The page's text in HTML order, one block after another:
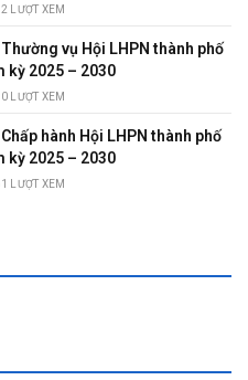
LƯỢT XEM
vụ Hội LHPN thành phố
kỳ 2025 – 2030
LƯỢT XEM
hành Hội LHPN thành phố
kỳ 2025 – 2030
LƯỢT XEM